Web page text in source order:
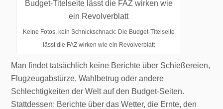
Keine Fotos, kein Schnickschnack: Die Budget-Titelseite
lässt die FAZ wirken wie ein Revolverblatt
Man findet tatsächlich keine Berichte über Schießereien,
Flugzeugabstürze, Wahlbetrug oder andere
Schlechtigkeiten der Welt auf den Budget-Seiten.
Stattdessen: Berichte über das Wetter, die Ernte, den